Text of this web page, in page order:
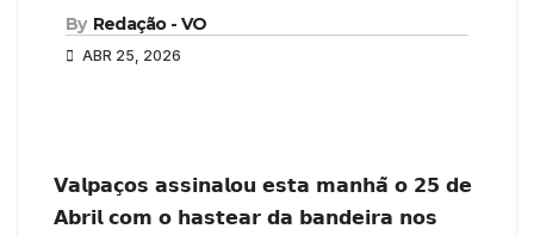
By Redação - VO
ABR 25, 2026
𝗩𝗮𝗹𝗽𝗮𝗰̧𝗼𝘀 𝗮𝘀𝘀𝗶𝗻𝗮𝗹𝗼𝘂 𝗲𝘀𝘁𝗮 𝗺𝗮𝗻𝗵𝗮̃ 𝗼 𝟮𝟱 𝗱𝗲
𝗔𝗯𝗿𝗶𝗹 𝗰𝗼𝗺 𝗼 𝗵𝗮𝘀𝘁𝗲𝗮𝗿 𝗱𝗮 𝗯𝗮𝗻𝗱𝗲𝗶𝗿𝗮 𝗻𝗼𝘀